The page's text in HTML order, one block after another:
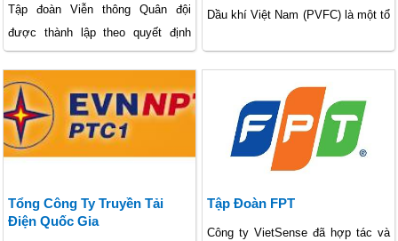
Tập đoàn Viễn thông Quân đội
được thành lập theo quyết định
2097/2009/QĐ-TTg của Thủ tướng
Chính phủ ký vào ngày
14/12/2009, là doanh nghiệp kinh
tế quốc phòng 100% vốn nhà nước
với số vốn điều lệ 50.000 tỷ đồng,
biểu tượng và điều lệ tổ chức
riêng.
Dầu khí Việt Nam (PVFC) là một tổ
thành lập ngày 19/6/2000 với
phương châm hoạt động “Vì sự
phát triển vững mạnh của Tập
đoàn Dầu khí Quốc gia Việt Nam”.
Tổng Công Ty Truyền Tải
Điện Quốc Gia
Tập Đoàn FPT
Công ty VietSense đã hợp tác và